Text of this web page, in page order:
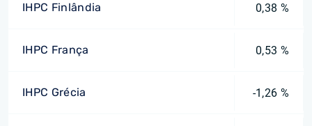
IHPC Finlândia 0,38 %
IHPC França 0,53 %
IHPC Grécia -1,26 %